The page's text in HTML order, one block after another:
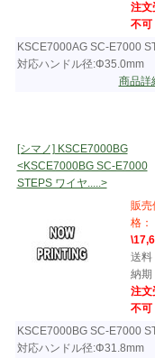
注文
不可
KSCE7000AG SC-E7000
対応ハンドル径:Φ35.0mm
商品
[シマノ] KSCE7000BG
<KSCE7000BG SC-E7000
STEPS ワイヤ.....>
販売
格：
送料
納期
注文
不可
KSCE7000BG SC-E7000
対応ハンドル径:Φ31.8mm